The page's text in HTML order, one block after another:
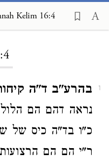
Kelim 16:4
1 בהרע"ב ד"ה
נראה דהם הם
כ"ו בד"ה כיס של
ר"י הם הם